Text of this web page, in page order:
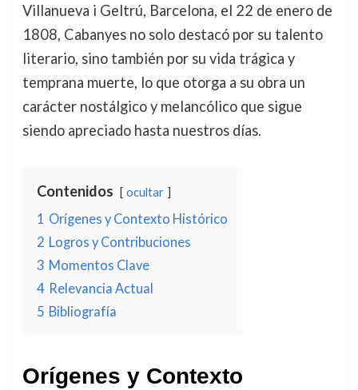
Villanueva i Geltrú, Barcelona, el 22 de enero de
1808, Cabanyes no solo destacó por su talento
literario, sino también por su vida trágica y
temprana muerte, lo que otorga a su obra un
carácter nostálgico y melancólico que sigue
siendo apreciado hasta nuestros días.
Contenidos ocultar
1 Orígenes y Contexto Histórico
2 Logros y Contribuciones
3 Momentos Clave
4 Relevancia Actual
5 Bibliografía
Orígenes y Contexto